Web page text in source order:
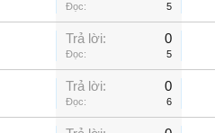
Đọc: 5
Trả lời: 0
Đọc: 5
Trả lời: 0
Đọc: 6